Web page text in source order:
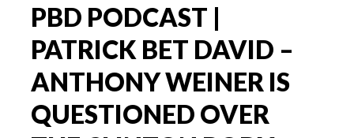
PBD PODCAST |
PATRICK BET DAVID –
ANTHONY WEINER IS
QUESTIONED OVER